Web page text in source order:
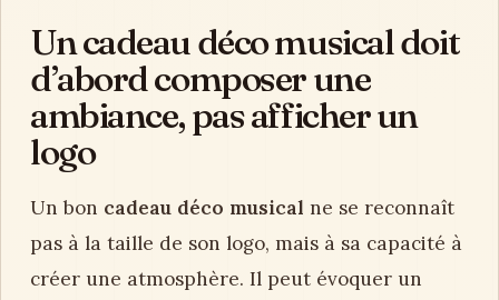
Un cadeau déco musical doit
d’abord composer une
ambiance, pas afficher un
logo
Un bon cadeau déco musical ne se reconnaît
pas à la taille de son logo, mais à sa capacité à
créer une atmosphère. Il peut évoquer un